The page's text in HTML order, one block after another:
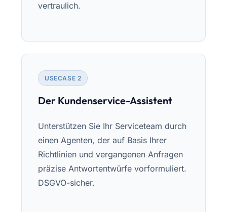
vertraulich.
USECASE 2
Der Kundenservice-Assistent
Unterstützen Sie Ihr Serviceteam durch
einen Agenten, der auf Basis Ihrer
Richtlinien und vergangenen Anfragen
präzise Antwortentwürfe vorformuliert.
DSGVO-sicher.